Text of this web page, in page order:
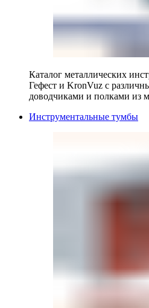
Каталог металлических
Гефест и KronVuz с
доводчиками и полками из
Инструментальные тумбы